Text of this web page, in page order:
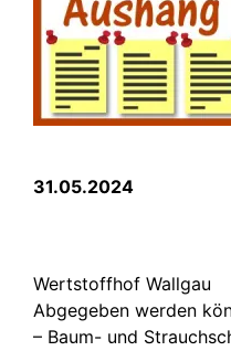
31.05.2024
Wertstoffhof Wallgau
Abgegeben werden
– Baum- und